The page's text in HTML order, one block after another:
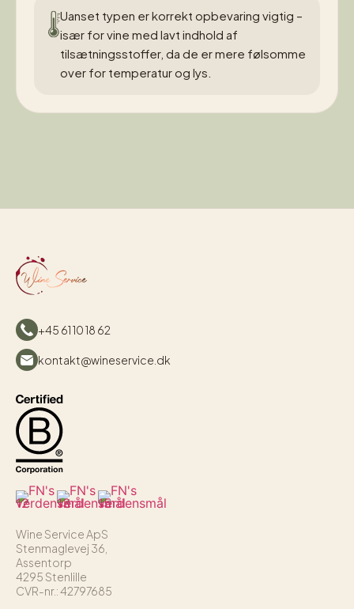
Uanset typen er korrekt opbevaring vigtig –
især for vine med lavt indhold af
tilsætningsstoffer, da de er mere følsomme
over for temperatur og lys.
+45 61 10 18 62
kontakt@wineservice.dk
Wine Service ApS
Stenmaglevej 36,
Assentorp
4295 Stenlille
CVR-nr.: 42797685